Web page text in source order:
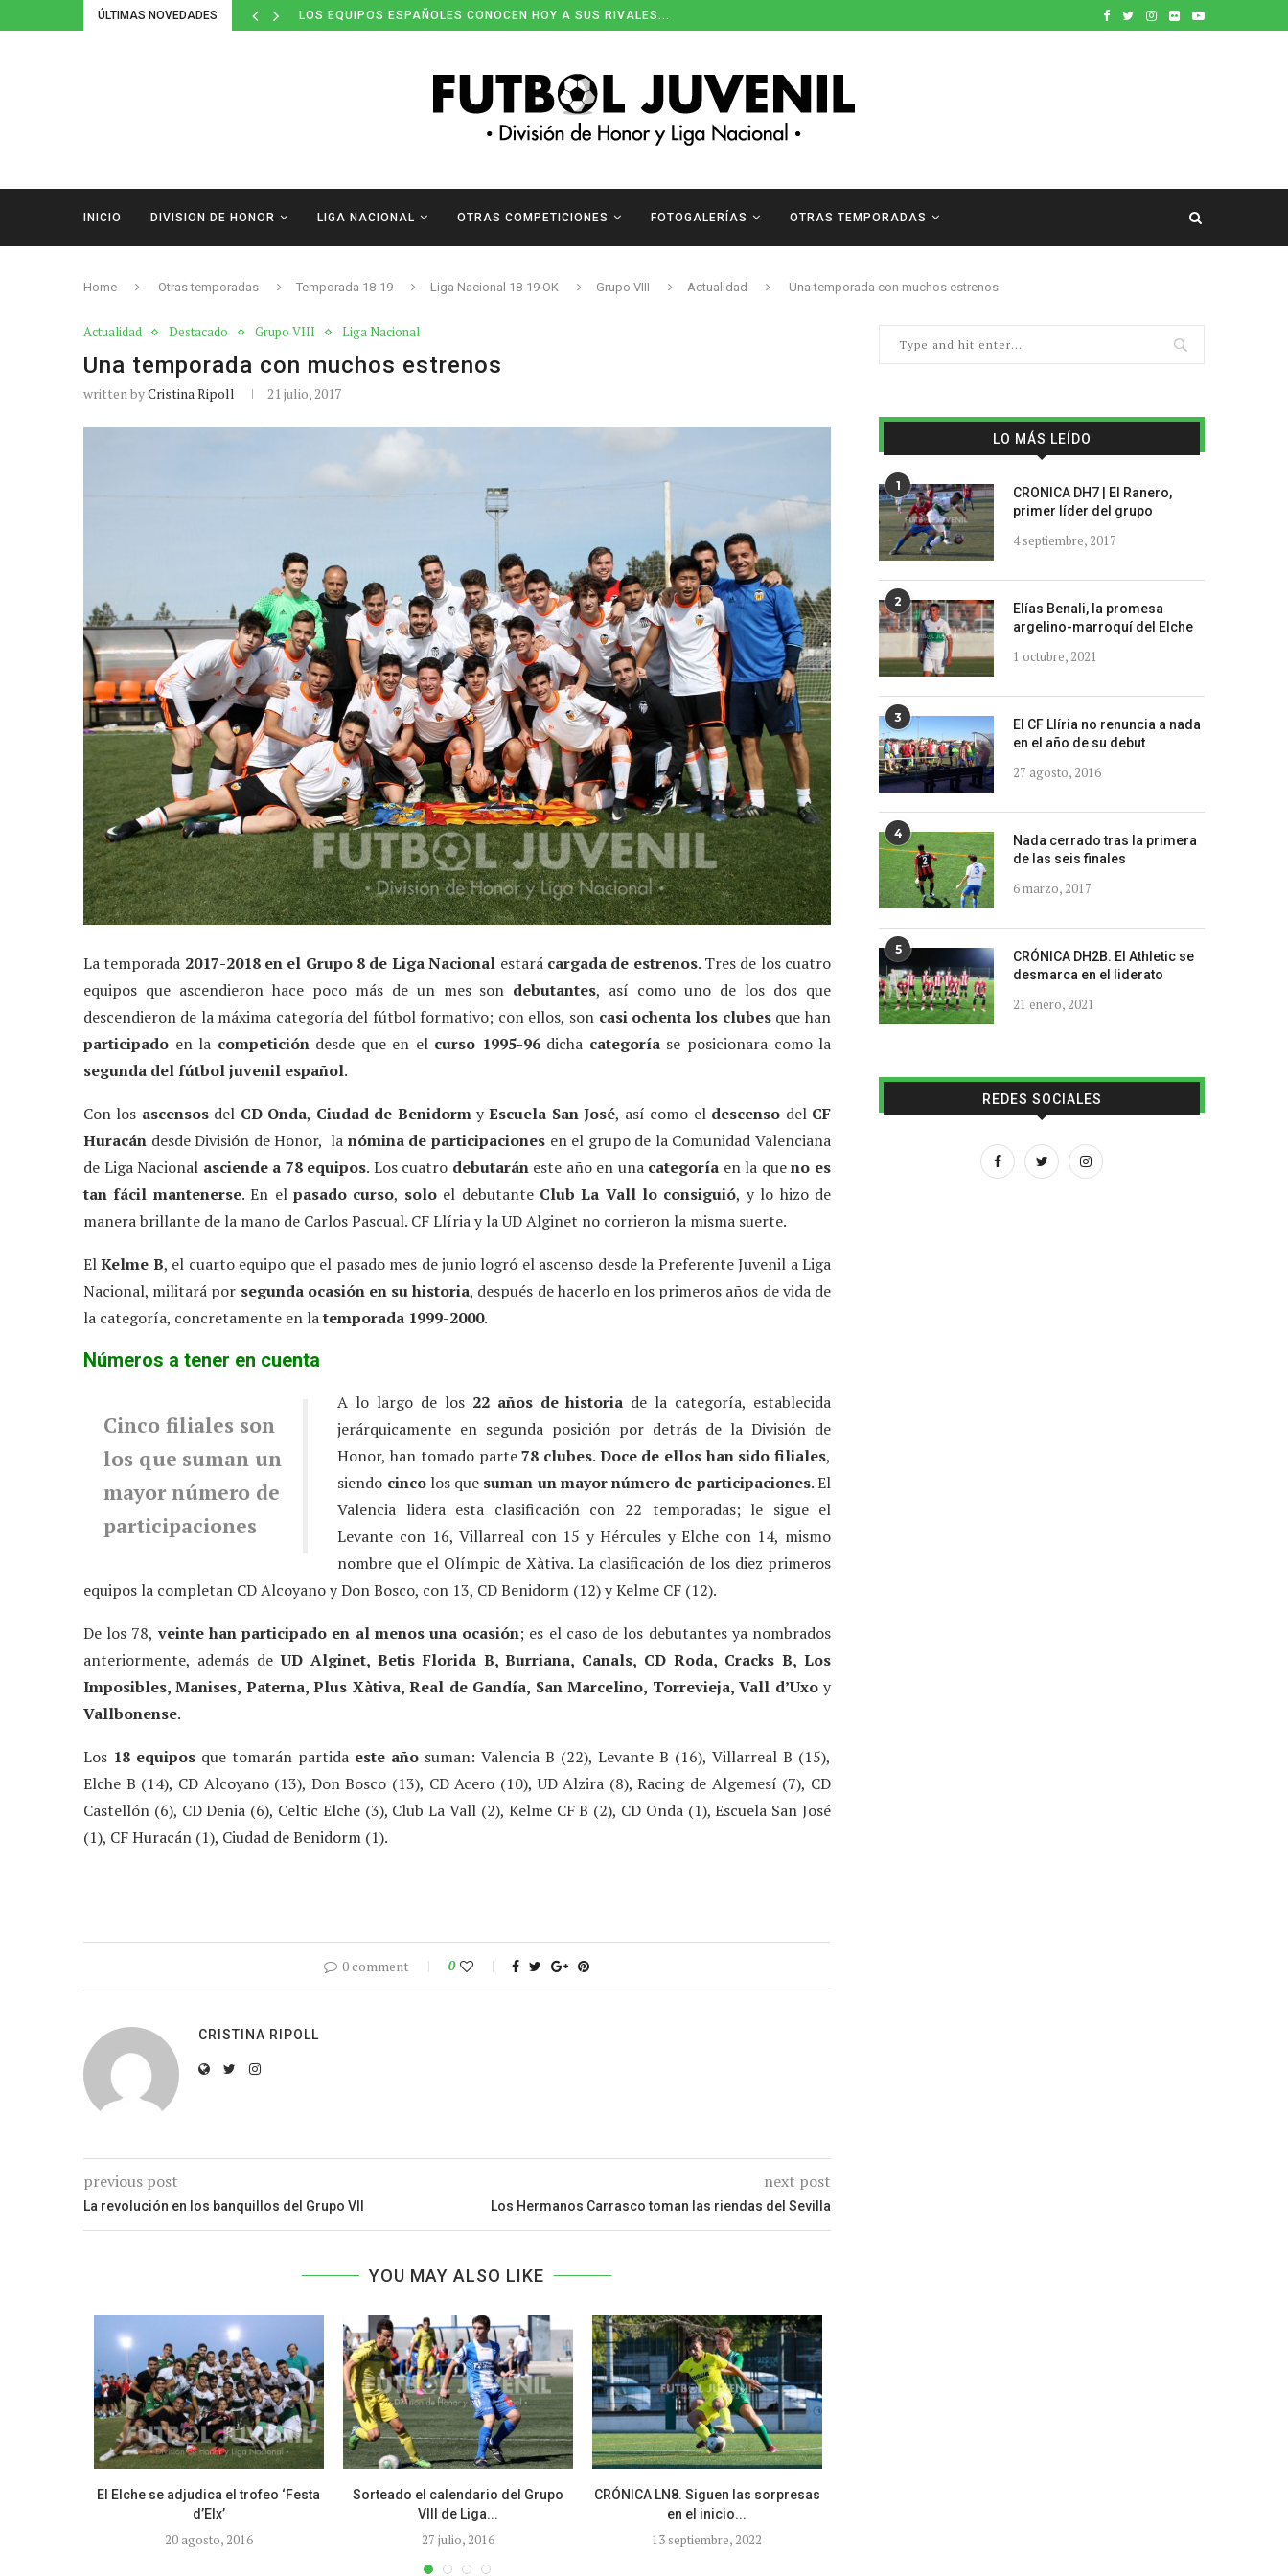
ÚLTIMAS NOVEDADES LOS EQUIPOS ESPAÑOLES CONOCEN HOY A SUS RIVALES...
INICIO DIVISION DE HONOR LIGA NACIONAL OTRAS COMPETICIONES FOTOGALERÍAS OTRAS TEMPORADAS
Home Otras temporadas Temporada 18-19 Liga Nacional 18-19 OK Grupo VIII Actualidad Una temporada con muchos estrenos
Actualidad Destacado Grupo VIII Liga Nacional
Una temporada con muchos estrenos
written byCristina Ripoll 21 julio, 2017
La temporada 2017-2018 en el Grupo 8 de Liga Nacional estará cargada de estrenos. Tres de los cuatro
equipos que ascendieron hace poco más de un mes son debutantes, así como uno de los dos que
descendieron de la máxima categoría del fútbol formativo; con ellos, son casi ochenta los clubes que han
participado en la competicióndesde que en el curso 1995-96dicha categoríase posicionara como la
segunda del fútbol juvenil español.
Con los ascensosdel CD Onda, Ciudad de BenidormyEscuela San José, así como el descenso del CF
Huracán desde División de Honor, la nómina de participaciones en el grupo de la Comunidad Valenciana
de Liga Nacional asciende a 78 equipos. Los cuatro debutaráneste año en una categoría en la queno es
tan fácil mantenerse. En el pasado curso, soloel debutante Club La Vall lo consiguió, y lo hizo de
manera brillante de la mano de Carlos Pascual. CF Llíria y la UD Alginet no corrieron la misma suerte.
ElKelme B, el cuarto equipo que el pasado mes de junio logró el ascenso desde la Preferente Juvenil a Liga
Nacional, militará por segunda ocasión en su historia, después de hacerlo en los primeros años de vida de
la categoría, concretamente en latemporada 1999-2000.
Números a tener en cuenta
Cinco filiales son
los que suman un
mayor número de
participaciones
A lo largo de los 22 años de historia de la categoría, establecida
jerárquicamente en segunda posición por detrás de la División de
Honor, han tomado parte78 clubes. Doce de ellos han sido filiales,
siendo cincolos que suman un mayor número de participaciones. El
Valencia lidera esta clasificación con 22 temporadas; le sigue el
Levante con 16, Villarreal con 15 y Hércules y Elche con 14, mismo
nombre que el Olímpic de Xàtiva. La clasificación de los diez primeros
equipos la completan CD Alcoyano y Don Bosco, con 13, CD Benidorm (12) y Kelme CF (12).
De los 78, veinte han participado en al menos una ocasión; es el caso de los debutantes ya nombrados
anteriormente, además deUD Alginet, Betis Florida B, Burriana, Canals, CD Roda, Cracks B, Los
Imposibles, Manises, Paterna, Plus Xàtiva, Real de Gandía, San Marcelino, Torrevieja, Vall d’Uxo y
Vallbonense.
Los 18 equipos que tomarán partida este año suman: Valencia B (22), Levante B (16), Villarreal B (15),
Elche B (14), CD Alcoyano (13), Don Bosco (13), CD Acero (10), UD Alzira (8), Racing de Algemesí (7), CD
Castellón (6), CD Denia (6), Celtic Elche (3), Club La Vall (2), Kelme CF B (2), CD Onda (1), Escuela San José
(1), CF Huracán (1), Ciudad de Benidorm (1).
0 comment 0
CRISTINA RIPOLL
previous post
La revolución en los banquillos del Grupo VII
next post
Los Hermanos Carrasco toman las riendas del Sevilla
YOU MAY ALSO LIKE
El Elche se adjudica el trofeo ‘Festa
d’Elx’
20 agosto, 2016
Sorteado el calendario del Grupo
VIII de Liga...
27 julio, 2016
CRÓNICA LN8. Siguen las sorpresas
en el inicio...
13 septiembre, 2022
LO MÁS LEÍDO
1
CRONICA DH7 | El Ranero,
primer líder del grupo
4 septiembre, 2017
2
Elías Benali, la promesa
argelino-marroquí del Elche
1 octubre, 2021
3
El CF Llíria no renuncia a nada
en el año de su debut
27 agosto, 2016
4
Nada cerrado tras la primera
de las seis finales
6 marzo, 2017
5
CRÓNICA DH2B. El Athletic se
desmarca en el liderato
21 enero, 2021
REDES SOCIALES